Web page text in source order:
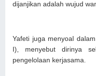
dijanjikan adalah wujud
Yafeti juga menyoal
I), menyebut dirinya
pengelolaan kerjasama.